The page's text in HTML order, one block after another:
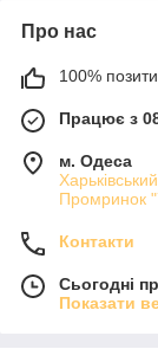
Про нас
100%
Працює з
м. Одеса
Промринок
Контакти
Сьогодні
Показати